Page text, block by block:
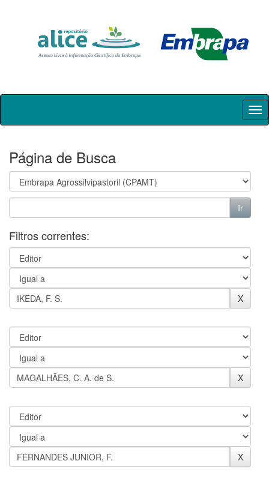
Skip
Página de Busca
Filtros correntes: